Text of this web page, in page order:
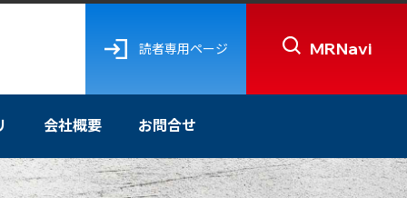
読者専用ページ MRNavi
会社概要 お問合せ